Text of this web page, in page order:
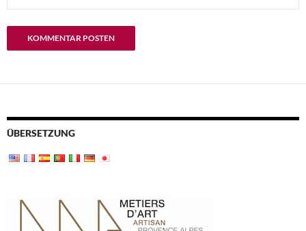
ÜBERSETZUNG